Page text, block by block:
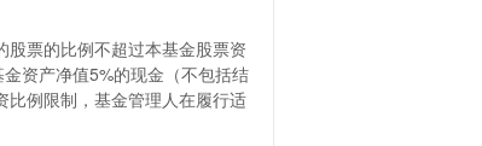
票的比例不超过本基金股票资
资产净值5%的现金（不包括结
比例限制，基金管理人在履行适